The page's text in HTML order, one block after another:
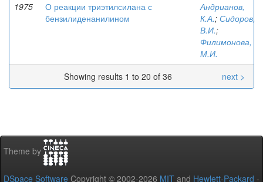
1975
О реакции триэтилсилана с
бензилиденанилином
Андрианов,
К.А.; Сидоров,
В.И.;
Филимонова,
М.И.
Showing results 1 to 20 of 36
next >
Theme by
DSpace Software Copyright © 2002-2026 MIT and Hewlett-Packard -